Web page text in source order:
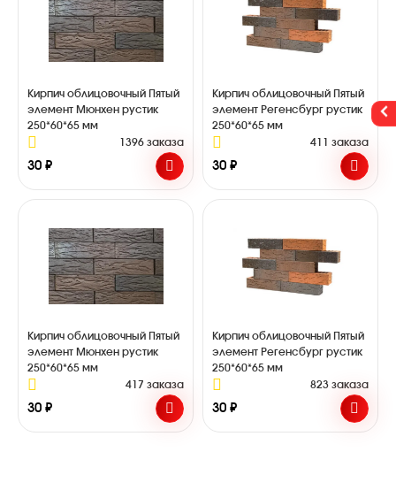
Кирпич облицовочный Пятый
элемент Мюнхен рустик
250*60*65 мм
1396 заказа
30 ₽
Кирпич облицовочный Пятый
элемент Регенсбург рустик
250*60*65 мм
411 заказа
30 ₽
Кирпич облицовочный Пятый
элемент Мюнхен рустик
250*60*65 мм
417 заказа
30 ₽
Кирпич облицовочный Пятый
элемент Регенсбург рустик
250*60*65 мм
823 заказа
30 ₽